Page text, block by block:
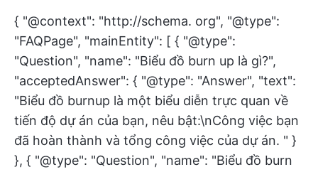
{ "@context": "http://schema. org", "@type":
"FAQPage", "mainEntity": [ { "@type":
"Question", "name": "Biểu đồ burn up là gì?",
"acceptedAnswer": { "@type": "Answer", "text":
"Biểu đồ burnup là một biểu diễn trực quan về
tiến độ dự án của bạn, nêu bật:\nCông việc bạn
đã hoàn thành và tổng công việc của dự án. " }
}, { "@type": "Question", "name": "Biểu đồ burn